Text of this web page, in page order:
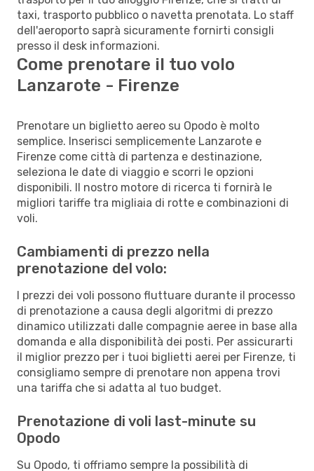
taxi, trasporto pubblico o navetta prenotata. Lo staff
dell'aeroporto saprà sicuramente fornirti consigli
presso il desk informazioni.
Come prenotare il tuo volo
Lanzarote - Firenze
Prenotare un biglietto aereo su Opodo è molto
semplice. Inserisci semplicemente Lanzarote e
Firenze come città di partenza e destinazione,
seleziona le date di viaggio e scorri le opzioni
disponibili. Il nostro motore di ricerca ti fornirà le
migliori tariffe tra migliaia di rotte e combinazioni di
voli.
Cambiamenti di prezzo nella
prenotazione del volo:
I prezzi dei voli possono fluttuare durante il processo
di prenotazione a causa degli algoritmi di prezzo
dinamico utilizzati dalle compagnie aeree in base alla
domanda e alla disponibilità dei posti. Per assicurarti
il miglior prezzo per i tuoi biglietti aerei per Firenze, ti
consigliamo sempre di prenotare non appena trovi
una tariffa che si adatta al tuo budget.
Prenotazione di voli last-minute su
Opodo
Su Opodo, ti offriamo sempre la possibilità di